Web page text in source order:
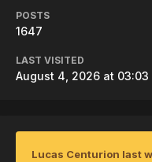
POSTS
1647
LAST VISITED
August 4, 2026 at 03:03
Lucas Centurion last